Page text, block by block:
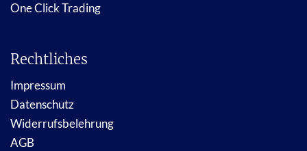
One Click Trading
Rechtliches
Impressum
Datenschutz
Widerrufsbelehrung
AGB